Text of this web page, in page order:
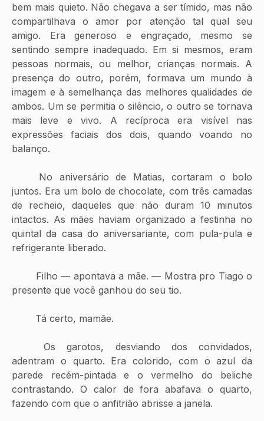
bem mais quieto. Não chegava a ser tímido, mas não
compartilhava o amor por atenção tal qual seu
amigo. Era generoso e engraçado, mesmo se
sentindo sempre inadequado. Em si mesmos, eram
pessoas normais, ou melhor, crianças normais. A
presença do outro, porém, formava um mundo à
imagem e à semelhança das melhores qualidades de
ambos. Um se permitia o silêncio, o outro se tornava
mais leve e vivo. A recíproca era visível nas
expressões faciais dos dois, quando voando no
balanço.
juntos. Era um bolo de chocolate, com três camadas
de recheio, daqueles que não duram 10 minutos
intactos. As mães haviam organizado a festinha no
quintal da casa do aniversariante, com pula-pula e
refrigerante liberado.
presente que você ganhou do seu tio.
	Tá certo, mamãe.
	Os garotos, desviando dos convidados,
adentram o quarto. Era colorido, com o azul da
parede recém-pintada e o vermelho do beliche
contrastando. O calor de fora abafava o quarto,
fazendo com que o anfitrião abrisse a janela.